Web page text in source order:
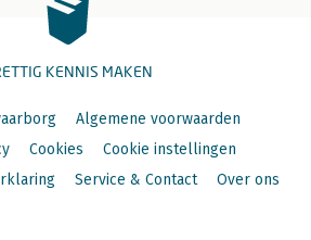
KENNIS MAKEN
Algemene voorwaarden
Cookies
Cookie instellingen
Service & Contact Over ons